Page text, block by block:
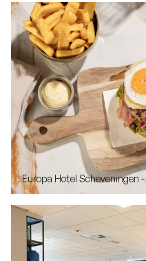
Europa Hotel Scheveningen